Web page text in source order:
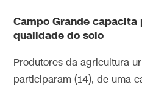
Campo Grande
qualidade do solo
Produtores da agricultura
participaram (14), de uma